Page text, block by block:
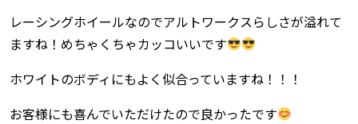
レーシングホイールなのでアルトワークスらしさが溢れて
ますね！めちゃくちゃカッコいいです
ホワイトのボディにもよく似合っていますね！！！
お客様にも喜んでいただけたので良かったです